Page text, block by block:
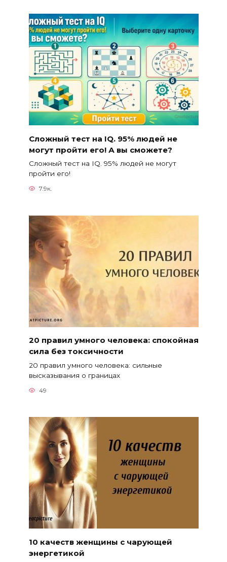
Сложный тест на IQ. 95% людей не
могут пройти его! А вы сможете?
Сложный тест на IQ. 95% людей не могут
пройти его!
7.9к.
20 правил умного человека: спокойная
сила без токсичности
20 правил умного человека: сильные
высказывания о границах
49
10 качеств женщины с чарующей
энергетикой